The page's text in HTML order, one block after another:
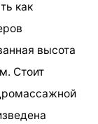
как
высота
Стоит